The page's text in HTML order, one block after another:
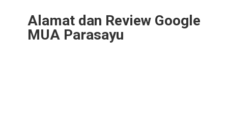
Alamat dan Review Google
MUA Parasayu